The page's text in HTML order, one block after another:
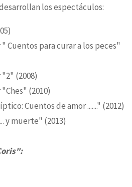
los espectáculos:
Cuentos para curar a los peces"
(2008)​
(2010)​
Cuentos de amor ......." (2012)
y muerte" (2013)​